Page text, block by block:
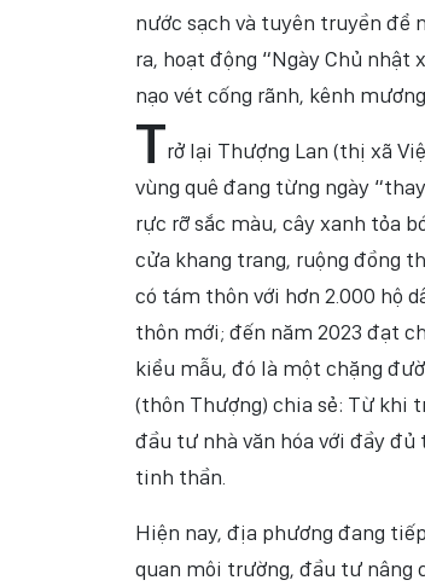
nước sạch và tuyên truyền để
ra, hoạt động “Ngày Chủ
nạo vét cống rãnh, kênh
Trở lại Thượng Lan (thị xã
vùng quê đang từng ngày
rực rỡ sắc màu, cây xanh tỏa
cửa khang trang, ruộng đồng
có tám thôn với hơn 2.000 hộ
thôn mới; đến năm 2023 đạt
kiểu mẫu, đó là một chặng
(thôn Thượng) chia sẻ: Từ khi
đầu tư nhà văn hóa với đầy
tinh thần.
Hiện nay, địa phương đang
quan môi trường, đầu tư nâng